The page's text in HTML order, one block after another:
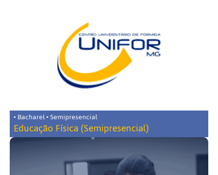
• Bacharel • Semipresencial
Educação Física (Semipresencial)